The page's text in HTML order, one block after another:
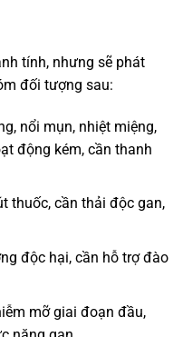
tính, nhưng sẽ phát
đối tượng sau:
nổi mụn, nhiệt miệng,
động kém, cần thanh
thuốc, cần thải độc gan,
độc hại, cần hỗ trợ đào
mỡ giai đoạn đầu,